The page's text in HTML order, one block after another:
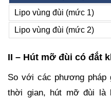
Lipo vùng đùi (mức 1)
Lipo vùng đùi (mức 2)
II – Hút mỡ đùi có đắt
So với các phương pháp
thời gian, hút mỡ đùi là